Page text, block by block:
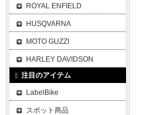
ROYAL ENFIELD
HUSQVARNA
MOTO GUZZI
HARLEY DAVIDSON
注目のアイテム
LabelBike
スポット商品